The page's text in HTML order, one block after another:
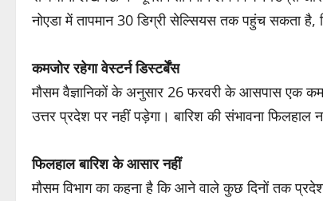
नोएडा में तापमान 30 डिग्री सेल्सियस तक पहुंच सकता है,
कमजोर रहेगा वेस्टर्न डिस्टर्बेंस
मौसम वैज्ञानिकों के अनुसार 26 फरवरी के आसपास एक
उत्तर प्रदेश पर नहीं पड़ेगा। बारिश की संभावना फिलहाल
फिलहाल बारिश के आसार नहीं
मौसम विभाग का कहना है कि आने वाले कुछ दिनों तक